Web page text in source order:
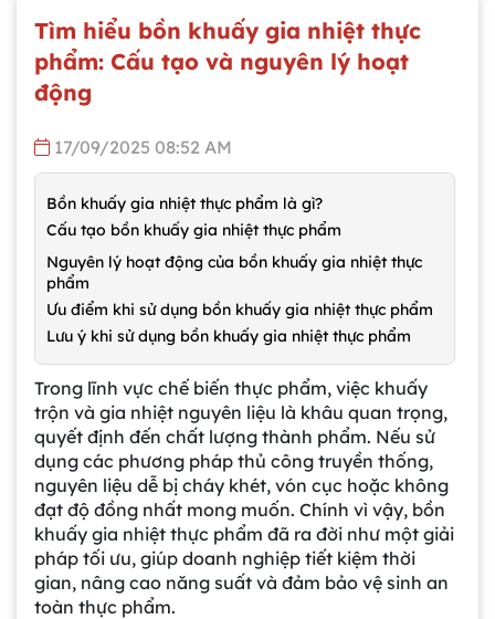
Tìm hiểu bồn khuấy gia nhiệt thực
phẩm: Cấu tạo và nguyên lý hoạt
động
17/09/2025 08:52 AM
Bồn khuấy gia nhiệt thực phẩm là gì?
Cấu tạo bồn khuấy gia nhiệt thực phẩm
Nguyên lý hoạt động của bồn khuấy gia nhiệt thực
phẩm
Ưu điểm khi sử dụng bồn khuấy gia nhiệt thực phẩm
Lưu ý khi sử dụng bồn khuấy gia nhiệt thực phẩm
Trong lĩnh vực chế biến thực phẩm, việc khuấy
trộn và gia nhiệt nguyên liệu là khâu quan trọng,
quyết định đến chất lượng thành phẩm. Nếu sử
dụng các phương pháp thủ công truyền thống,
nguyên liệu dễ bị cháy khét, vón cục hoặc không
đạt độ đồng nhất mong muốn. Chính vì vậy, bồn
khuấy gia nhiệt thực phẩm đã ra đời như một giải
pháp tối ưu, giúp doanh nghiệp tiết kiệm thời
gian, nâng cao năng suất và đảm bảo vệ sinh an
toàn thực phẩm.